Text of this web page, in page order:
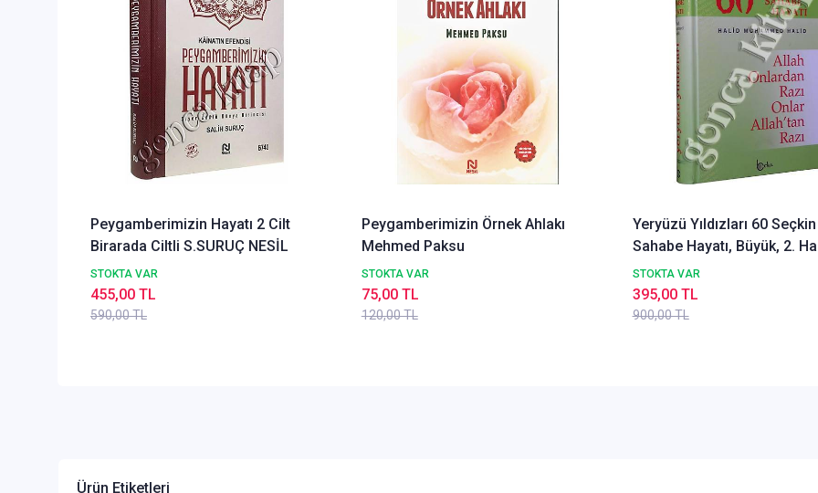
Peygamberimizin Hayatı 2 Cilt
Birarada Ciltli S.SURUÇ NESİL
STOKTA VAR
590,00 TL
455,00 TL
Peygamberimizin Örnek Ahlakı
Mehmed Paksu
STOKTA VAR
120,00 TL
75,00 TL
Yeryüzü Yıldızları 60 Seçkin
Sahabe Hayatı, Büyük, 2.
Beka
STOKTA VAR
900,00 TL
395,00 TL
Ürün Etiketleri